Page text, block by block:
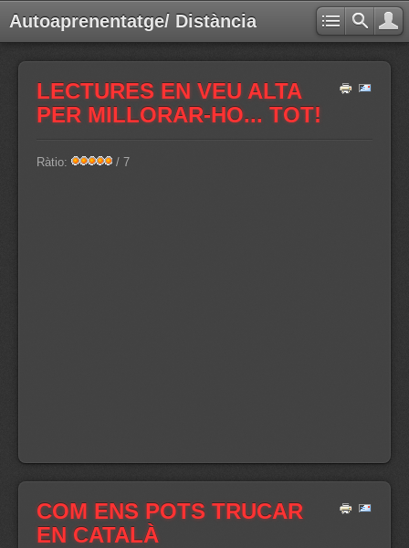
Autoaprenentatge/ Distància
LECTURES EN VEU ALTA
PER MILLORAR-HO... TOT!
Ràtio: / 7
COM ENS POTS TRUCAR
EN CATALÀ